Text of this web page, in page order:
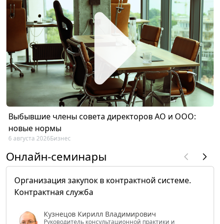
Выбывшие члены совета директоров АО и ООО:
новые нормы
6 августа 2026Бизнес
Онлайн-семинары
Организация закупок в контрактной системе.
Контрактная служба
Кузнецов Кирилл Владимирович
Руководитель консультационной практики и